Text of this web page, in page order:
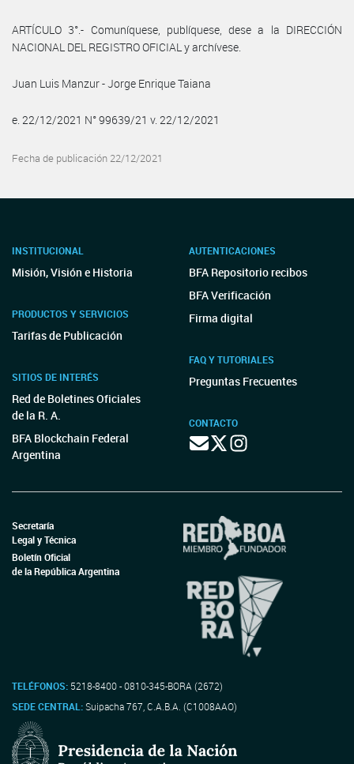
ARTÍCULO 3°.- Comuníquese, publíquese, dese a la DIRECCIÓN
NACIONAL DEL REGISTRO OFICIAL y archívese.
Juan Luis Manzur - Jorge Enrique Taiana
e. 22/12/2021 N° 99639/21 v. 22/12/2021
Fecha de publicación 22/12/2021
INSTITUCIONAL
Misión, Visión e Historia
PRODUCTOS Y SERVICIOS
Tarifas de Publicación
SITIOS DE INTERÉS
Red de Boletines Oficiales
de la R. A.
BFA Blockchain Federal
Argentina
AUTENTICACIONES
BFA Repositorio recibos
BFA Verificación
Firma digital
FAQ Y TUTORIALES
Preguntas Frecuentes
CONTACTO
Secretaría
Legal y Técnica
Boletín Oficial
de la República Argentina
TELÉFONOS: 5218-8400 - 0810-345-BORA (2672)
SEDE CENTRAL:Suipacha 767, C.A.B.A. (C1008AAO)